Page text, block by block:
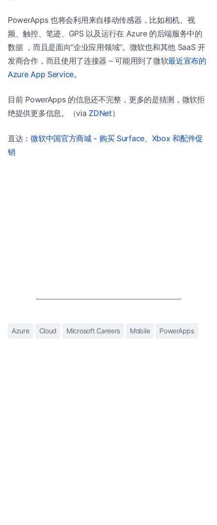
PowerApps 也将会利用来自移动传感器，比如相机、视
频、触控、笔迹、GPS 以及运行在 Azure 的后端服务中的
数据 ，而且是面向“企业应用领域”。微软也和其他 SaaS 开
发商合作，而且使用了连接器 – 可能用到了微软最近宣布的
Azure App Service。
目前 PowerApps 的信息还不完整，更多的是猜测，微软拒
绝提供更多信息。（via ZDNet）
直达：微软中国官方商城 - 购买 Surface、Xbox 和配件促
销
Azure Cloud Microsoft Careers Mobile PowerApps